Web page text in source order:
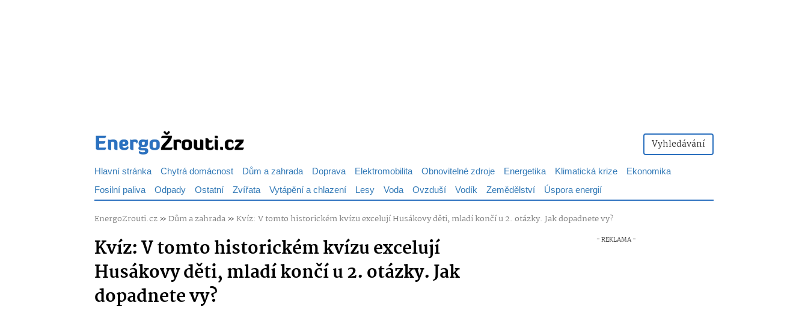
Vyhledávání
Hlavní stránka Chytrá domácnost Dům a zahrada Doprava Elektromobilita Obnovitelné zdroje Energetika Klimatická krize
Ekonomika
Fosilní paliva Odpady Ostatní Zvířata Vytápění a chlazení Lesy Voda Ovzduší Vodík Zemědělství Úspora energií
EnergoZrouti.cz»Dům a zahrada»Kvíz: V tomto historickém kvízu excelují Husákovy děti, mladí končí u 2. otázky. Jak dopadnete vy?
Kvíz: V tomto historickém kvízu excelují
Husákovy děti, mladí končí u 2. otázky. Jak
dopadnete vy?